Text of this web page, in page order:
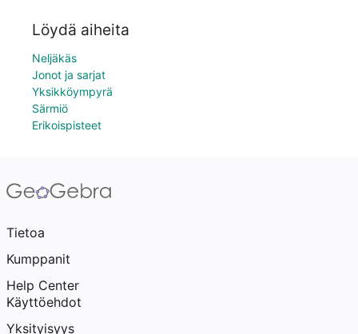
Löydä aiheita
Neljäkäs
Jonot ja sarjat
Yksikköympyrä
Särmiö
Erikoispisteet
Tietoa
Kumppanit
Help Center
Käyttöehdot
Yksityisyys